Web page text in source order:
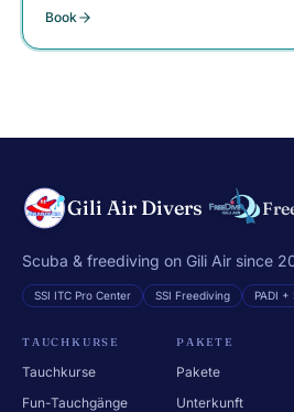
Book
Gili Air Divers
Scuba & freediving on Gili Air since
SSI ITC Pro Center SSI Freediving PADI +
TAUCHKURSE
Tauchkurse
Fun-Tauchgänge
PAKETE
Pakete
Unterkunft